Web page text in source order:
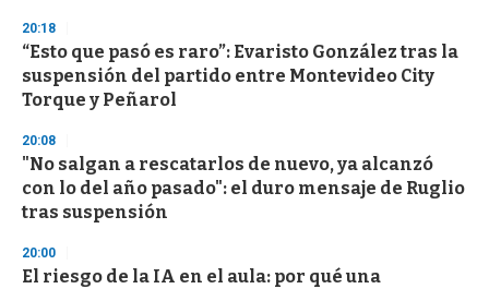
20:18
“Esto que pasó es raro”: Evaristo González tras la
suspensión del partido entre Montevideo City
Torque y Peñarol
20:08
"No salgan a rescatarlos de nuevo, ya alcanzó
con lo del año pasado": el duro mensaje de Ruglio
tras suspensión
20:00
El riesgo de la IA en el aula: por qué una